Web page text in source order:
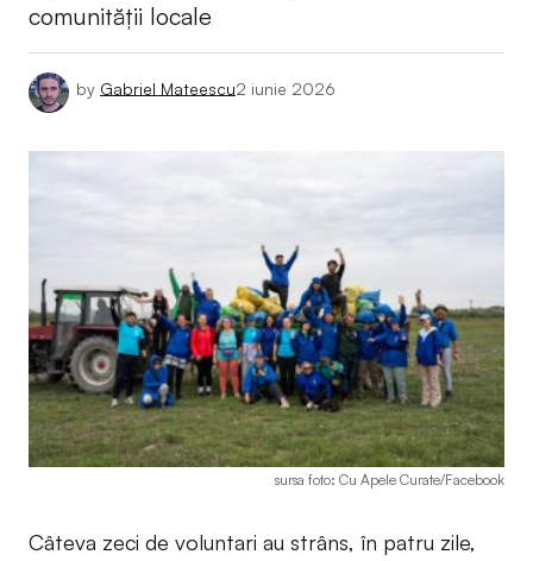
comunității locale
by Gabriel Mateescu2 iunie 2026
sursa foto: Cu Apele Curate/Facebook
Câteva zeci de voluntari au strâns, în patru zile,